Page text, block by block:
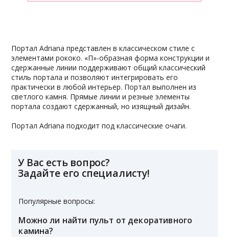
Портал Adriana представлен в классическом стиле с
элементами рококо. «П»-образная форма конструкции и
сдержанные линии поддерживают общий классический
стиль портала и позволяют интегрировать его
практически в любой интерьер. Портал выполнен из
светлого камня. Прямые линии и резные элементы
портала создают сдержанный, но изящный дизайн.
Портал Adriana подходит под классические очаги.
У Вас есть вопрос?
Задайте его специалисту!
Популярные вопросы:
Можно ли найти пульт от декоративного
камина?